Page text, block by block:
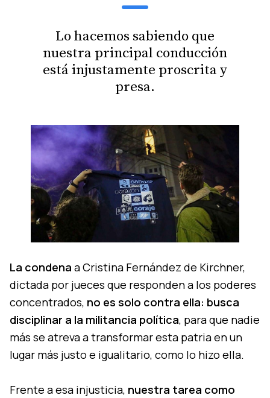
Lo hacemos sabiendo que
nuestra principal conducción
está injustamente proscrita y
presa.
La condena a Cristina Fernández de Kirchner,
dictada por jueces que responden a los poderes
concentrados, no es solo contra ella: busca
disciplinar a la militancia política, para que nadie
más se atreva a transformar esta patria en un
lugar más justo e igualitario, como lo hizo ella.
Frente a esa injusticia, nuestra tarea como